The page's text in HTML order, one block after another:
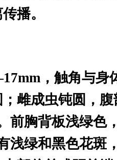
播。
，触角与身
雌成虫钝圆，
前胸背板浅绿色
浅绿和黑色花斑